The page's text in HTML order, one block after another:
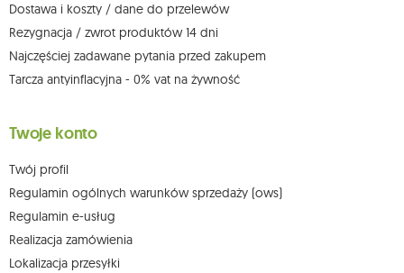
Więcej informacji: www.mouton.pl/ODO
Dostawa i koszty / dane do przelewów
Rezygnacja / zwrot produktów 14 dni
Najczęściej zadawane pytania przed zakupem
Tarcza antyinflacyjna - 0% vat na żywność
Twoje konto
Twój profil
Regulamin ogólnych warunków sprzedaży (ows)
Regulamin e-usług
Realizacja zamówienia
Lokalizacja przesyłki